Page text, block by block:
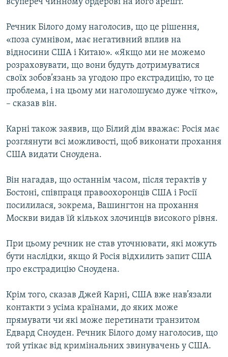
всупереч чинному ордерові на його арешт.
Речник Білого дому наголосив, що це рішення,
«поза сумнівом, має негативний вплив на
відносини США і Китаю». «Якщо ми не можемо
розраховувати, що вони будуть дотримуватися
своїх зобов’язань за угодою про екстрадицію, то це
проблема, і на цьому ми наголошуємо дуже чітко»,
– сказав він.
Карні також заявив, що Білий дім вважає: Росія має
розглянути всі можливості, щоб виконати прохання
США видати Сноудена.
Він нагадав, що останнім часом, після терактів у
Бостоні, співпраця правоохоронців США і Росії
посилилася, зокрема, Вашингтон на прохання
Москви видав їй кількох злочинців високого рівня.
При цьому речник не став уточнювати, які можуть
бути наслідки, якщо й Росія відхилить запит США
про екстрадицію Сноудена.
Крім того, сказав Джей Карні, США вже нав’язали
контакти з усіма країнами, до яких може
прямувати чи які може перетинати транзитом
Едвард Сноуден. Речник Білого дому наголосив, що
той утікає від кримінальних звинувачень у США.